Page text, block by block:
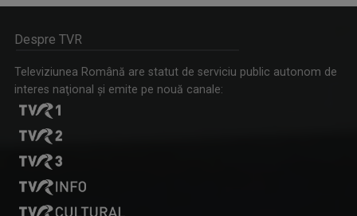
Începută la iniţiativa TVR Timişoara sub ...
ANA MARIA CHEVEREȘAN
Sunt Ana Maria Chevereșan, reporter și ...
Despre TVR
Televiziunea Română are statut de serviciu public autonom de
interes naţional şi emite pe nouă canale: